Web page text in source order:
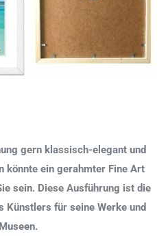
gern klassisch-elegant und
könnte ein gerahmter Fine Art
sein. Diese Ausführung ist die
Künstlers für seine Werke und